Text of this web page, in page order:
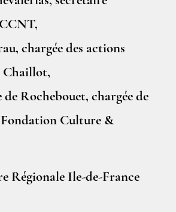
chargée des actions
Chaillot,
Rochebouet, chargée de
Culture &
Régionale Ile-de-France